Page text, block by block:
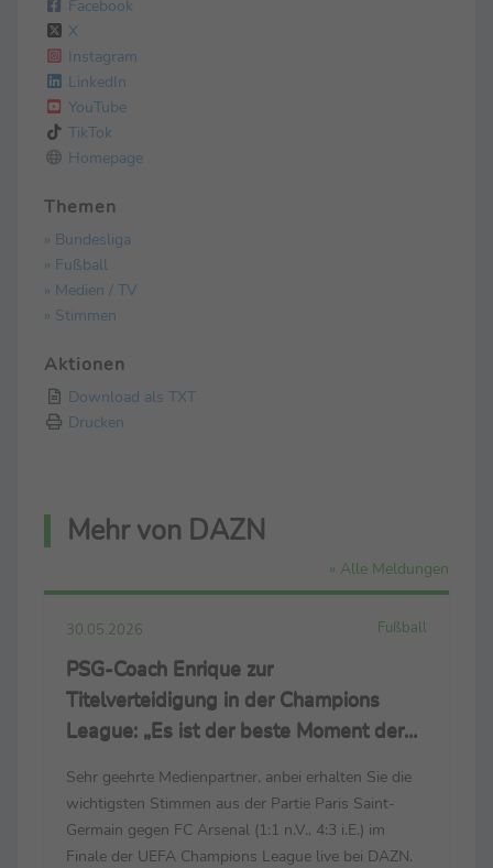
Facebook
X
Instagram
LinkedIn
YouTube
TikTok
Homepage
Themen
» Bundesliga
» Fußball
» Medien / TV
» Stimmen
Aktionen
Download als TXT
Drucken
Mehr von DAZN
» Alle Meldungen
30.05.2026 Fußball
PSG-Coach Enrique zur
Titelverteidigung in der Champions
League: „Es ist der beste Moment der
Sehr geehrte Medienpartner, anbei erhalten Sie die
wichtigsten Stimmen aus der Partie Paris Saint-
Germain gegen FC Arsenal (1:1 n.V., 4:3 i.E.) im
Finale der UEFA Champions League live bei DAZN.